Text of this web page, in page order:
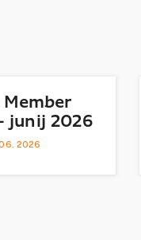
Member
junij 2026
2026